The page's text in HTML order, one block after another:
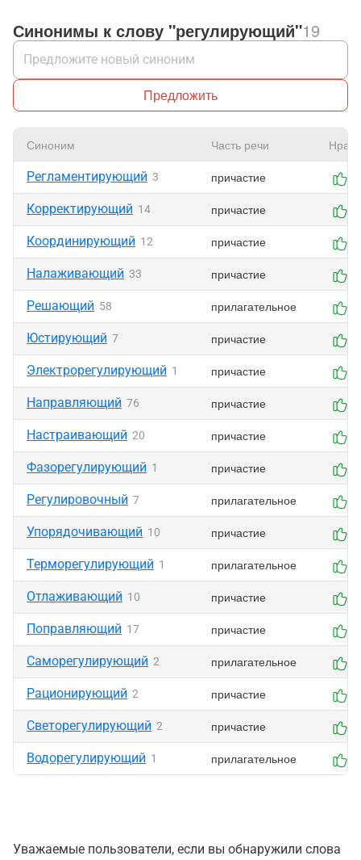
Синонимы к слову "регулирующий"19
Предложить
Синоним Часть речи
Регламентирующий 3 причастие
Корректирующий 14 причастие
Координирующий 12 причастие
Налаживающий 33 причастие
Решающий 58 прилагательное
Юстирующий 7 причастие
Электрорегулирующий 1 причастие
Направляющий 76 причастие
Настраивающий 20 причастие
Фазорегулирующий 1 причастие
Регулировочный 7 прилагательное
Упорядочивающий 10 причастие
Терморегулирующий 1 прилагательное
Отлаживающий 10 причастие
Поправляющий 17 причастие
Саморегулирующий 2 прилагательное
Рационирующий 2 причастие
Светорегулирующий 2 причастие
Водорегулирующий 1 прилагательное
Уважаемые пользователи, если вы обнаружили слова